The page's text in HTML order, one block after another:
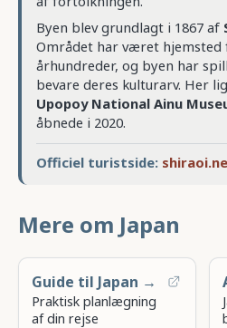
Byen blev grundlagt i 1867 af
Området har været hjemsted
århundreder, og byen har
bevare deres kulturarv. Her
Upopoy National Ainu
åbnede i 2020.
Officiel turistside:
Mere om Japan
Guide til Japan →
Praktisk planlægning
af din rejse